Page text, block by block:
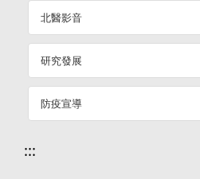
北醫影音
研究發展
防疫宣導
:::